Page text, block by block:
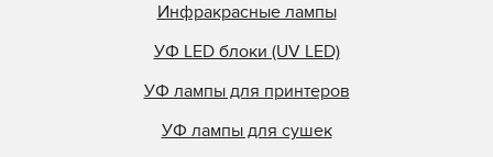
Инфракрасные лампы
УФ LED блоки (UV LED)
УФ лампы для принтеров
УФ лампы для сушек